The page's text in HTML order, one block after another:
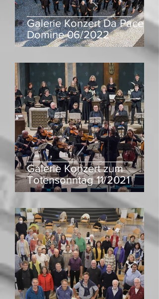
Galerie Konzert Da Pacem
Domine 06/2022
Galerie Konzert zum
Totensonntag 11/2021